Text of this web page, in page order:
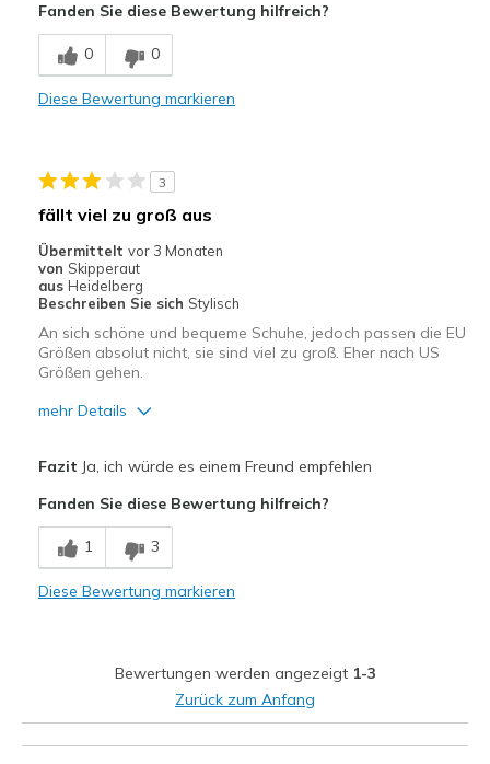
Bequem
Stoßdämpfend
Meine Meinung zu
Schuhen
Fanden Sie diese Bewertung hilfreich?
0 0
Diese Bewertung markieren
3
fällt viel zu groß aus
Übermittelt vor 3 Monaten
von Skipperaut
aus Heidelberg
Beschreiben Sie sich Stylisch
An sich schöne und bequeme Schuhe, jedoch passen die EU
Größen absolut nicht, sie sind viel zu groß. Eher nach US
Größen gehen.
mehr Details
Bequem
Hübsch
Geeignete Verwendung
Freizeitkleidung
Fazit Ja, ich würde es einem Freund empfehlen
Fanden Sie diese Bewertung hilfreich?
1 3
Diese Bewertung markieren
Bewertungen werden angezeigt 1-3
Zurück zum Anfang